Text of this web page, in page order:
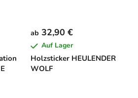
Holzsticker HEULENDER
WOLF
ab 32,90 €
Auf Lager